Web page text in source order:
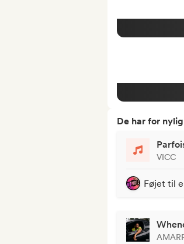
De har for
VICC
Føjet til